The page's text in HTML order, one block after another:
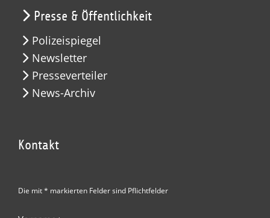
Presse & Öffentlichkeit
Polizeispiegel
Newsletter
Presseverteiler
News-Archiv
Kontakt
Die mit * markierten Felder sind Pflichtfelder